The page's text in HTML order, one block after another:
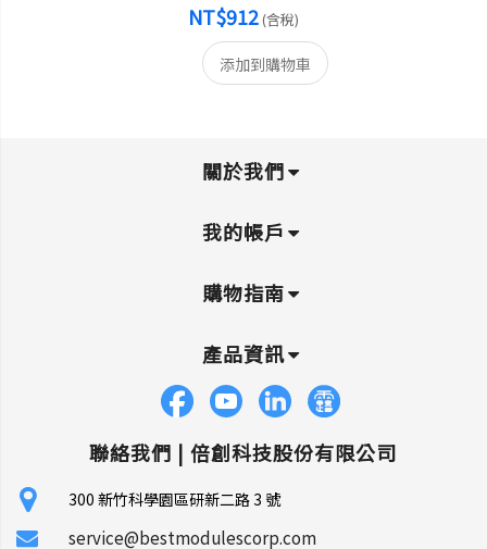
NT$912(含稅)
添加到購物車
關於我們
我的帳戶
購物指南
產品資訊
聯絡我們 | 倍創科技股份有限公司
300 新竹科學園區研新二路 3 號
service@bestmodulescorp.com